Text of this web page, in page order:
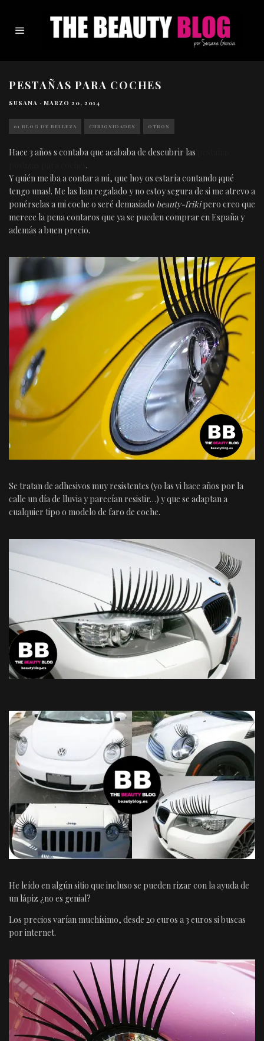
PESTAÑAS PARA COCHES
SUSANA · MARZO 20, 2014
01 BLOG DE BELLEZA CURIOSIDADES OTROS
Hace 3 años s contaba que acababa de descubrir las
.
Y quién me iba a contar a mi, que hoy os estaría contando ¡qué
tengo unas!. Me las han regalado y no estoy segura de si me atrevo a
ponérselas a mi coche o seré demasiado beauty-frikipero creo que
merece la pena contaros que ya se pueden comprar en España y
además a buen precio.
Se tratan de adhesivos muy resistentes (yo las vi hace años por la
calle un día de lluvia y parecían resistir…) y que se adaptan a
cualquier tipo o modelo de faro de coche.
He leído en algún sitio que incluso se pueden rizar con la ayuda de
un lápiz ¿no es genial?
Los precios varían muchísimo, desde 20 euros a 3 euros si buscas
por internet.